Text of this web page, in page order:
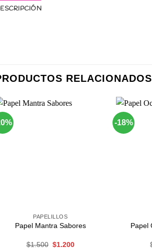
RELACIONADOS
PAPELILLOS
Papel Mantra Sabores
$1.500 El
$1.200El
-18%
Papel